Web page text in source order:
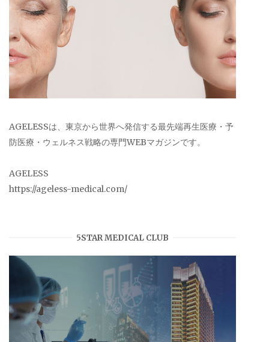
AGELESSは、東京から世界へ発信する最先端再生医療・予
防医療・ウェルネス戦略の専門WEBマガジンです。
AGELESS
https://ageless-medical.com/
5STAR MEDICAL CLUB